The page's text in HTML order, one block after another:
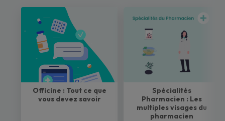
Officine : Tout ce que
vous devez savoir
Spécialités
Pharmacien : Les
multiples visages du
pharmacien